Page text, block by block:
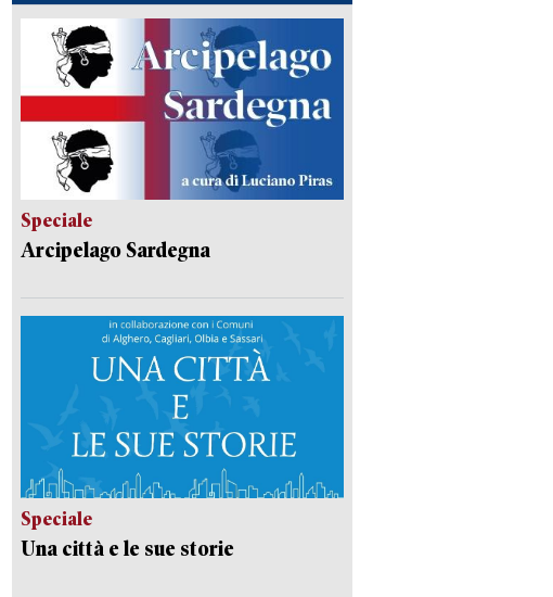
Speciale
Arcipelago Sardegna
Speciale
Una città e le sue storie